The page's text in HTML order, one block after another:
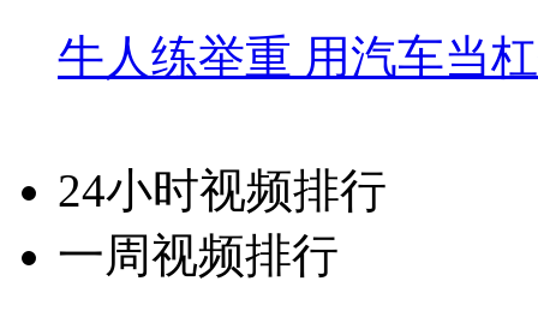
牛人练举重 用汽车当
24小时视频排行
一周视频排行